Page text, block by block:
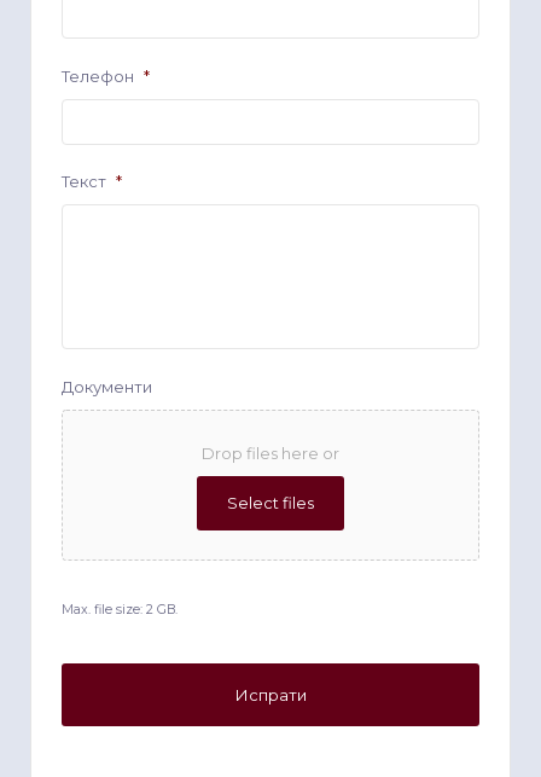
Телефон *
Текст *
Документи
Drop files here or
Select files
Max. file size: 2 GB.